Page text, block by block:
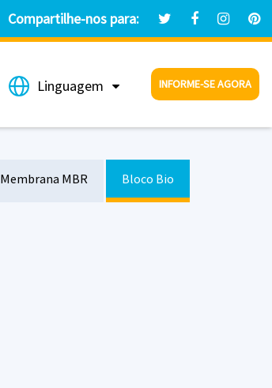
Compartilhe-nos para:
Linguagem INFORME-SE AGORA
Membrana MBR Bloco Bio